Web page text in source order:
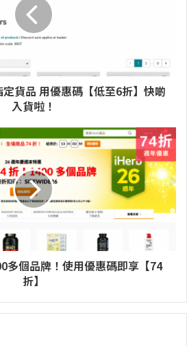
貨品 用優惠碼【低至6折】快啲
入貨啦！
多個品牌！使用優惠碼即享【74
折】